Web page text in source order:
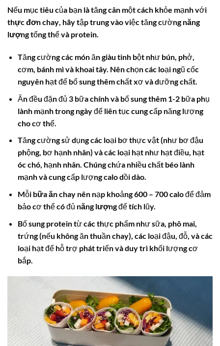
Nếu mục tiêu của bạn là tăng cân một cách khỏe mạnh với
thực đơn chay, hãy tập trung vào việc tăng cườngnăng
lượngtổng thể và protein.
Tăng cường các món ăn giàu tinh bột như bún, phở,
cơm, bánh mì và khoai tây. Nên chọn các loại ngũ cốc
nguyên hạt để bổ sung thêm chất xơ và dưỡng chất.
Ăn đều đặn đủ 3 bữa chính và bổ sung thêm 1-2 bữa phụ
lành mạnh trong ngày để liên tục cung cấp năng lượng
cho cơ thể.
Tăng cường sử dụng các loại bơ thực vật (như bơ đậu
phộng, bơ hạnh nhân) và các loại hạt như hạt điều, hạt
óc chó, hạnh nhân. Chúng chứa nhiều chất béo lành
mạnh và cung cấp lượngcalodồi dào.
Mỗi bữa ăn chaynên nạp khoảng 600 – 700 calo để đảm
bảo cơ thể có đủ năng lượngđể tích lũy.
Bổ sung protein từ các thực phẩm như sữa, phô mai,
trứng (nếu không ăn thuần chay), các loại đậu, đỗ, và các
loại hạt để hỗ trợ phát triển và duy trì khối lượng cơ
bắp.